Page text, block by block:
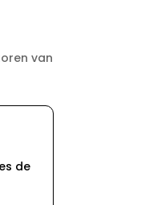
van
de